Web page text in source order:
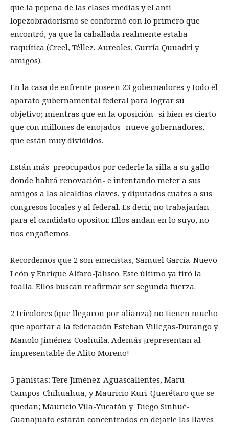
que la pepena de las clases medias y el anti
lopezobradorismo se conformó con lo primero que
encontró, ya que la caballada realmente estaba
raquítica (Creel, Téllez, Aureoles, Gurría Quuadri y
amigos).
En la casa de enfrente poseen 23 gobernadores y todo el
aparato gubernamental federal para lograr su
objetivo; mientras que en la oposición -si bien es cierto
que con millones de enojados- nueve gobernadores,
que están muy divididos.
Están más preocupados por cederle la silla a su gallo -
donde habrá renovación- e intentando meter a sus
amigos a las alcaldías claves, y diputados cuates a sus
congresos locales y al federal. Es decir, no trabajarían
para el candidato opositor. Ellos andan en lo suyo, no
nos engañemos.
Recordemos que 2 son emecistas, Samuel García-Nuevo
León y Enrique Alfaro-Jalisco. Este último ya tiró la
toalla. Ellos buscan reafirmar ser segunda fuerza.
2 tricolores (que llegaron por alianza) no tienen mucho
que aportar a la federación Esteban Villegas-Durango y
Manolo Jiménez-Coahuila. Además ¡representan al
impresentable de Alito Moreno!
5 panistas: Tere Jiménez-Aguascalientes, Maru
Campos-Chihuahua, y Mauricio Kuri-Querétaro que se
quedan; Mauricio Vila-Yucatán y Diego Sinhué-
Guanajuato estarán concentrados en dejarle las llaves